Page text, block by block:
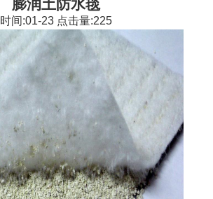
膨润土防水毯
时间:01-23 点击量:225